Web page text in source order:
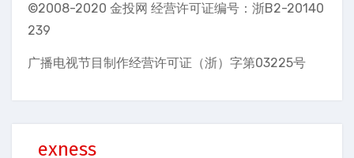
©2008-2020 金投网 经营许可证编号：浙B2-20140
239
广播电视节目制作经营许可证（浙）字第03225号
exness